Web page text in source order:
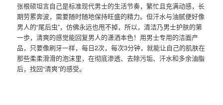
张根硕坦言自己是标准现代男士的生活节奏，繁忙且充满动感，长
期劳累奔波，需要随时随地保持旺盛的精力。但汗水与油腻便好像
男人的“尾后虫”，仿佛永远也甩不掉，所以，清洁乃男士护肤的第
一歩，清爽的感觉能回复男人的潇洒本色！用男士专用的洁面产
品，只要像刷牙一样，每日2次，每次3分钟，就能让自己的肌肤在
那些柔柔滑滑的泡沫里，在彻底渗透、去除污垢、汗水和多余油脂
后，找回“清爽”的感受。